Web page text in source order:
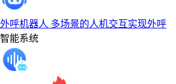
外呼机器人 多场景的人机交互实现外呼
智能系统